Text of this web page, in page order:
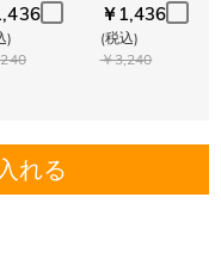
)
￥1,436
(税込)
￥3,240
れる